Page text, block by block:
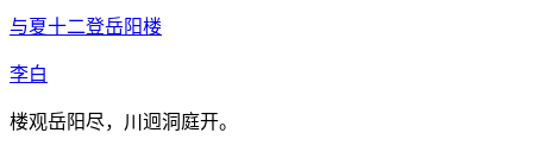
与夏十二登岳阳楼
李白
楼观岳阳尽，川迥洞庭开。